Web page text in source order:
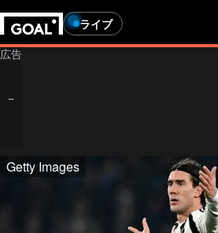
ライブ
Getty Images